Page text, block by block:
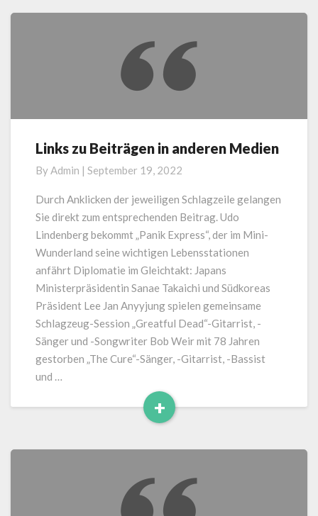
Links
Beiträgen
in
Medien
Links zu Beiträgen in anderen Medien
By Admin | September 19, 2022
Durch Anklicken der jeweiligen Schlagzeile gelangen
Sie direkt zum entsprechenden Beitrag. Udo
Lindenberg bekommt „Panik Express“, der im Mini-
Wunderland seine wichtigen Lebensstationen
anfährt Diplomatie im Gleichtakt: Japans
Ministerpräsidentin Sanae Takaichi und Südkoreas
Präsident Lee Jan Anyyjung spielen gemeinsame
Schlagzeug-Session „Greatful Dead“-Gitarrist, -
Sänger und -Songwriter Bob Weir mit 78 Jahren
gestorben „The Cure“-Sänger, -Gitarrist, -Bassist
und …
+
Read